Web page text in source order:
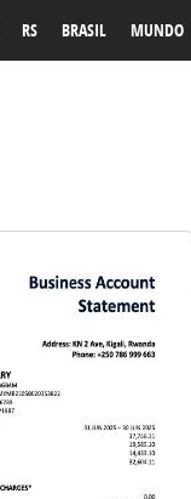
RS BRASIL MUNDO